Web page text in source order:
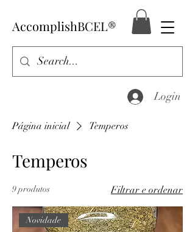
AccomplishBCEL®
Login
Página inicial Temperos
Temperos
9 produtos Filtrar e ordenar
Novidade